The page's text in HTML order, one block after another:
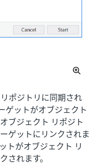
ポジトリに同期され
ゲットがオブジェクト
ブジェクト リポジト
ゲットにリンクされま
トがオブジェクト リ
されます。